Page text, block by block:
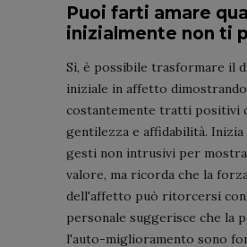
Puoi farti amare
inizialmente non ti
Sì, è possibile trasformare il
iniziale in affetto dimostrando
costantemente tratti positivi
gentilezza e affidabilità.
gesti non intrusivi per
valore, ma ricorda che la
dell'affetto può ritorcersi
personale suggerisce che la
l'auto-miglioramento sono